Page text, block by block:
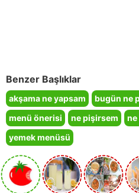
Benzer Başlıklar
akşama ne yapsam bugün ne
menü önerisi
ne pişirsem
ne
yemek menüsü